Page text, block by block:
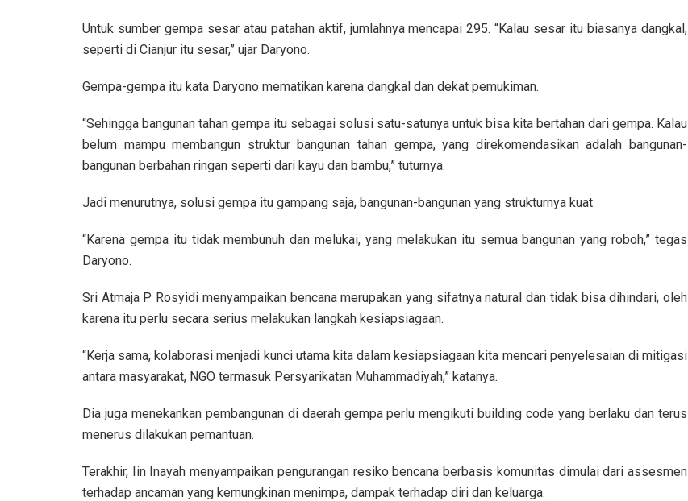
Untuk sumber gempa sesar atau patahan aktif, jumlahnya mencapai 295. “Kalau sesar itu biasanya dangkal,
seperti di Cianjur itu sesar,” ujar Daryono.
Gempa-gempa itu kata Daryono mematikan karena dangkal dan dekat pemukiman.
“Sehingga bangunan tahan gempa itu sebagai solusi satu-satunya untuk bisa kita bertahan dari gempa. Kalau
belum mampu membangun struktur bangunan tahan gempa, yang direkomendasikan adalah bangunan-
bangunan berbahan ringan seperti dari kayu dan bambu,” tuturnya.
Jadi menurutnya, solusi gempa itu gampang saja, bangunan-bangunan yang strukturnya kuat.
“Karena gempa itu tidak membunuh dan melukai, yang melakukan itu semua bangunan yang roboh,” tegas
Daryono.
Sri Atmaja P Rosyidi menyampaikan bencana merupakan yang sifatnya natural dan tidak bisa dihindari, oleh
karena itu perlu secara serius melakukan langkah kesiapsiagaan.
“Kerja sama, kolaborasi menjadi kunci utama kita dalam kesiapsiagaan kita mencari penyelesaian di mitigasi
antara masyarakat, NGO termasuk Persyarikatan Muhammadiyah,” katanya.
Dia juga menekankan pembangunan di daerah gempa perlu mengikuti building code yang berlaku dan terus
menerus dilakukan pemantuan.
Terakhir, Iin Inayah menyampaikan pengurangan resiko bencana berbasis komunitas dimulai dari assesmen
terhadap ancaman yang kemungkinan menimpa, dampak terhadap diri dan keluarga.